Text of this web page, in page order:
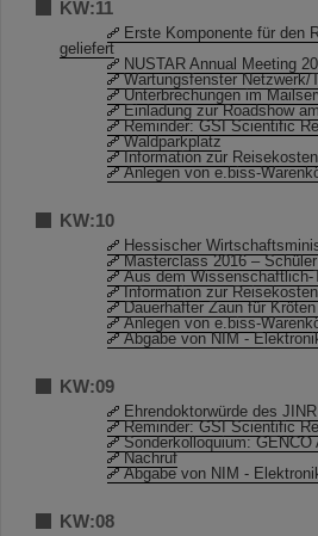
KW:11
Erste Komponente für den
geliefert
NUSTAR Annual Meeting
Wartungsfenster Netzwerk/
Unterbrechungen im
Einladung zur Roadshow
Reminder: GSI Scientific
Waldparkplatz
Information zur
Anlegen von e.biss-
KW:10
Hessischer
Masterclass 2016 –
Aus dem Wissenschaftlich-
Information zur
Dauerhafter Zaun für
Anlegen von e.biss-
Abgabe von NIM -
KW:09
Ehrendoktorwürde des
Reminder: GSI Scientific
Sonderkolloquium: GENCO
Nachruf
Abgabe von NIM -
KW:08